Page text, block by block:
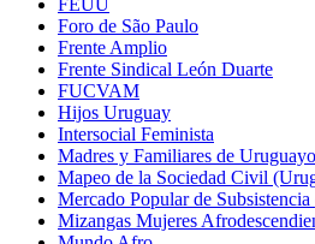
Foro de São Paulo
Frente Amplio
Frente Sindical León Duarte
FUCVAM
Hijos Uruguay
Intersocial Feminista
Madres y Familiares de
Mapeo de la Sociedad Civil
Mercado Popular de
Mizangas Mujeres